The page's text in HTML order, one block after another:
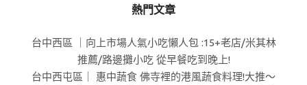
熱門文章
台中西區 ｜向上市場人氣小吃懶人包 :15+老店/米其林
推薦/路邊攤小吃 從早餐吃到晚上!
台中西屯區｜ 惠中蔬食 佛寺裡的港風蔬食料理!大推～